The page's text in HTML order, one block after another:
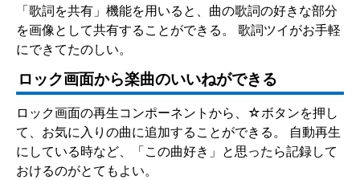
「歌詞を共有」機能を用いると、曲の歌詞の好きな部分
を画像として共有することができる。 歌詞ツイがお手軽
にできてたのしい。
ロック画面から楽曲のいいねができる
ロック画面の再生コンポーネントから、☆ボタンを押し
て、お気に入りの曲に追加することができる。 自動再生
にしている時など、「この曲好き」と思ったら記録して
おけるのがとてもよい。